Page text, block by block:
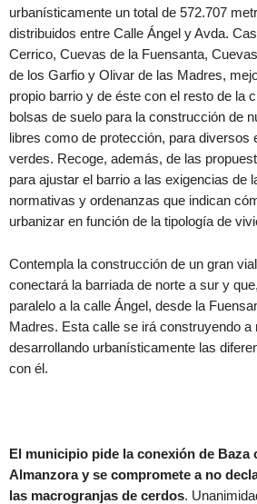
urbanísticamente un total de 572.707
distribuidos entre Calle Ángel y Avda.
Cerrico, Cuevas de la Fuensanta,
de los Garfio y Olivar de las Madres,
propio barrio y de éste con el resto de la
bolsas de suelo para la construcción de
libres como de protección, para diversos
verdes. Recoge, además, de las
para ajustar el barrio a las exigencias de
normativas y ordenanzas que indican
urbanizar en función de la tipología de
Contempla la construcción de un gran
conectará la barriada de norte a sur y
paralelo a la calle Ángel, desde la
Madres. Esta calle se irá construyendo a
desarrollando urbanísticamente las
con él.
El municipio pide la conexión de Baza
Almanzora y se compromete a no
las macrogranjas de cerdos.